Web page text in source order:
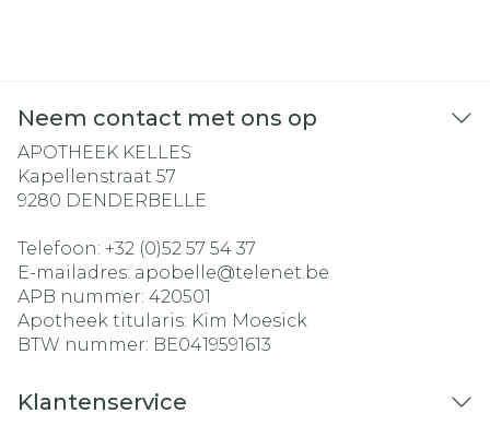
Neem contact met ons op
APOTHEEK KELLES
Kapellenstraat 57
9280 DENDERBELLE
Telefoon: +32 (0)52 57 54 37
E-mailadres: apobelle@telenet.be
APB nummer: 420501
Apotheek titularis: Kim Moesick
BTW nummer: BE0419591613
Klantenservice